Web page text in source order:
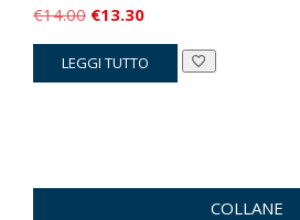
€14.00 Il
prezzo
originale
€13.30Il
prezzo
attuale
LEGGI TUTTO
COLLANE